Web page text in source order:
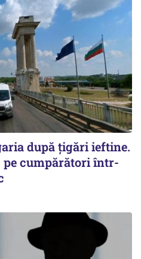
după țigări ieftine.
pe cumpărători într-